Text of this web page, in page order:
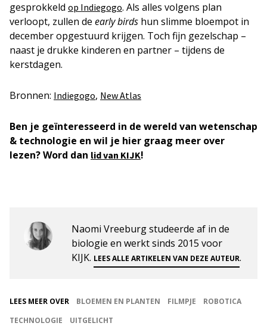
gesprokkeld op Indiegogo. Als alles volgens plan
verloopt, zullen de early birds hun slimme bloempot in
december opgestuurd krijgen. Toch fijn gezelschap –
naast je drukke kinderen en partner – tijdens de
kerstdagen.
Bronnen: Indiegogo, New Atlas
Ben je geïnteresseerd in de wereld van wetenschap
& technologie en wil je hier graag meer over
lezen? Word dan lid van KIJK!
Naomi Vreeburg studeerde af in de
biologie en werkt sinds 2015 voor
KIJK. LEES ALLE ARTIKELEN VAN DEZE AUTEUR.
LEES MEER OVER BLOEMEN EN PLANTEN FILMPJE
ROBOTICA
TECHNOLOGIE
UITGELICHT